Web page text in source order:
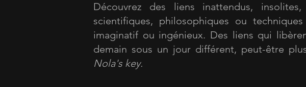
Découvrez des liens inattendus,
scientifiques, philosophiques ou
imaginatif ou ingénieux. Des liens qui
demain sous un jour différent, peut-être
Nola's key.